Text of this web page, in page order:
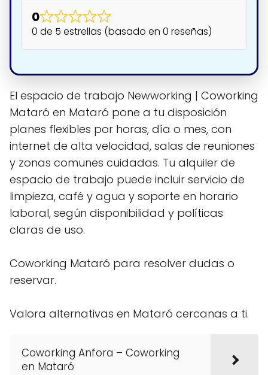
0
0 de 5 estrellas (basado en 0 reseñas)
El espacio de trabajo Newworking | Coworking
Mataró en Mataró pone a tu disposición
planes flexibles por horas, día o mes, con
internet de alta velocidad, salas de reuniones
y zonas comunes cuidadas. Tu alquiler de
espacio de trabajo puede incluir servicio de
limpieza, café y agua y soporte en horario
laboral, según disponibilidad y políticas
claras de uso.
Coworking Mataró para resolver dudas o
reservar.
Valora alternativas en Mataró cercanas a ti.
Coworking Anfora – Coworking
en Mataró